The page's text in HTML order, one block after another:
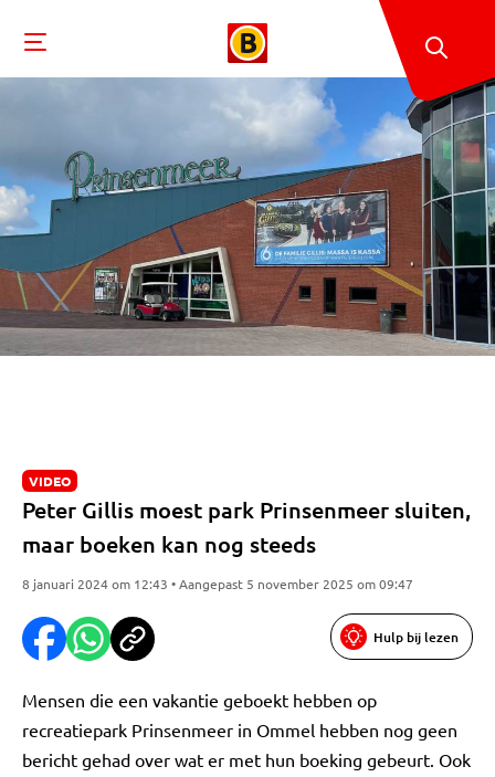
VIDEO
Peter Gillis moest park Prinsenmeer sluiten,
maar boeken kan nog steeds
8 januari 2024 om 12:43 • Aangepast 5 november 2025 om 09:47
Hulp bij lezen
Mensen die een vakantie geboekt hebben op
recreatiepark Prinsenmeer in Ommel hebben nog geen
bericht gehad over wat er met hun boeking gebeurt. Ook